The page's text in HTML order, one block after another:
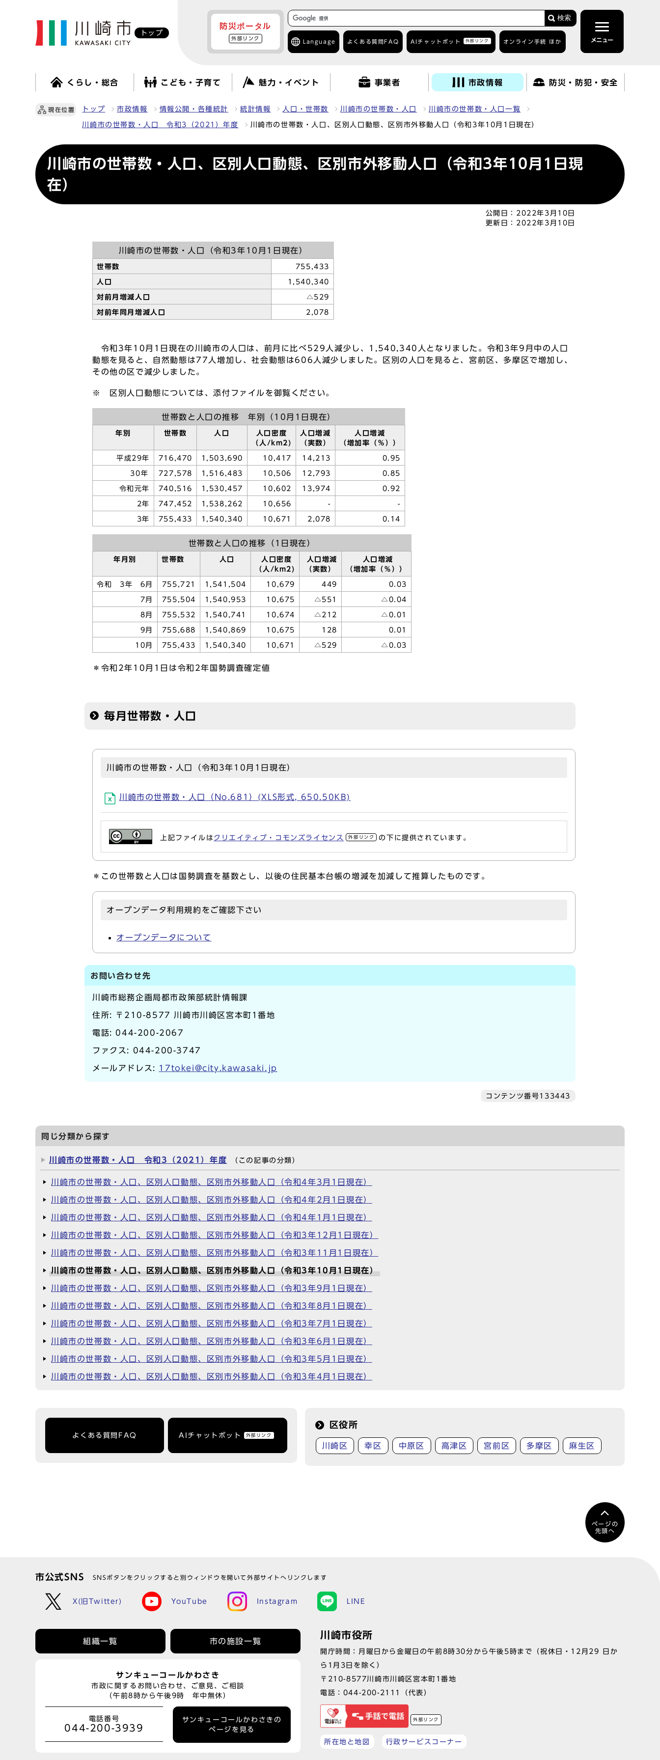
トップ
防災ポータル
外部リンク
検索
Language よくある質問 FAQ AIチャットボット 外部リンク オンライン手続 ほか メニュー
くらし・総合 こども・子育て 魅力・イベント 事業者 市政情報 防災・防犯・安全
現在位置 トップ 市政情報 情報公開・各種統計 統計情報 人口・世帯数 川崎市の世帯数・人口 川崎市の世帯数・人口一覧
川崎市の世帯数・人口 令和3（2021）年度 川崎市の世帯数・人口、区別人口動態、区別市外移動人口（令和3年10月1日現在）
川崎市の世帯数・人口、区別人口動態、区別市外移動人口（令和3年10月1日現
在）
公開日： 2022年3月10日
更新日： 2022年3月10日
川崎市の世帯数・人口（令和3年10月1日現在）
世帯数 755,433
人口 1,540,340
対前月増減人口 △529
対前年同月増減人口 2,078
令和3年10月1日現在の川崎市の人口は、前月に比べ529人減少し、1,540,340人となりました。令和3年9月中の人口
動態を見ると、自然動態は77人増加し、社会動態は606人減少しました。区別の人口を見ると、宮前区、多摩区で増加し、
その他の区で減少しました。
※ 区別人口動態については、添付ファイルを御覧ください。
世帯数と人口の推移 年別（10月1日現在）
年別 世帯数 人口
人口密度
（人/km2)
人口増減
（実数）
人口増減
（増加率（％））
平成29年 716,470 1,503,690 10,417 14,213 0.95
30年 727,578 1,516,483 10,506 12,793 0.85
令和元年 740,516 1,530,457 10,602 13,974 0.92
2年 747,452 1,538,262 10,656 - -
3年 755,433 1,540,340 10,671 2,078 0.14
世帯数と人口の推移（1日現在）
年月別 世帯数 人口
人口密度
（人/km2)
人口増減
（実数）
人口増減
（増加率（％））
令和 3年 6月 755,721 1,541,504 10,679 449 0.03
7月 755,504 1,540,953 10,675 △551 △0.04
8月 755,532 1,540,741 10,674 △212 △0.01
9月 755,688 1,540,869 10,675 128 0.01
10月 755,433 1,540,340 10,671 △529 △0.03
＊令和2年10月1日は令和2年国勢調査確定値
毎月世帯数・人口
川崎市の世帯数・人口（令和3年10月1日現在）
川崎市の世帯数・人口（No.681）(XLS形式, 650.50KB)
上記ファイルは クリエイティブ・コモンズライセンス 外部リンク の下に提供されています。
＊この世帯数と人口は国勢調査を基数とし、以後の住民基本台帳の増減を加減して推算したものです。
オープンデータ利用規約をご確認下さい
オープンデータについて
お問い合わせ先
川崎市総務企画局都市政策部統計情報課
住所: 〒210-8577 川崎市川崎区宮本町1番地
電話: 044-200-2067
ファクス: 044-200-3747
メールアドレス: 17tokei@city.kawasaki.jp
コンテンツ番号133443
同じ分類から探す
川崎市の世帯数・人口 令和3（2021）年度 （この記事の分類）
川崎市の世帯数・人口、区別人口動態、区別市外移動人口（令和4年3月1日現在）
川崎市の世帯数・人口、区別人口動態、区別市外移動人口（令和4年2月1日現在）
川崎市の世帯数・人口、区別人口動態、区別市外移動人口（令和4年1月1日現在）
川崎市の世帯数・人口、区別人口動態、区別市外移動人口（令和3年12月1日現在）
川崎市の世帯数・人口、区別人口動態、区別市外移動人口（令和3年11月1日現在）
川崎市の世帯数・人口、区別人口動態、区別市外移動人口（令和3年10月1日現在）
川崎市の世帯数・人口、区別人口動態、区別市外移動人口（令和3年9月1日現在）
川崎市の世帯数・人口、区別人口動態、区別市外移動人口（令和3年8月1日現在）
川崎市の世帯数・人口、区別人口動態、区別市外移動人口（令和3年7月1日現在）
川崎市の世帯数・人口、区別人口動態、区別市外移動人口（令和3年6月1日現在）
川崎市の世帯数・人口、区別人口動態、区別市外移動人口（令和3年5月1日現在）
川崎市の世帯数・人口、区別人口動態、区別市外移動人口（令和3年4月1日現在）
よくある質問FAQ AIチャットボット 外部リンク
区役所
川崎区 幸区 中原区 高津区 宮前区 多摩区 麻生区
ページの
先頭へ
市公式SNS SNSボタンをクリックすると別ウィンドウを開いて外部サイトへリンクします
X(旧Twitter) YouTube Instagram LINE
組織一覧 市の施設一覧
サンキューコールかわさき
市政に関するお問い合わせ、ご意見、ご相談
（午前8時から午後9時 年中無休）
電話番号
044-200-3939
サンキューコールかわさきの
ページを見る
川崎市役所
開庁時間：月曜日から金曜日の午前8時30分から午後5時まで（祝休日・12月29 日か
ら1月3日を除く）
〒210-8577川崎市川崎区宮本町1番地
電話： 044-200-2111 （代表）
外部リンク
所在地と地図 行政サービスコーナー